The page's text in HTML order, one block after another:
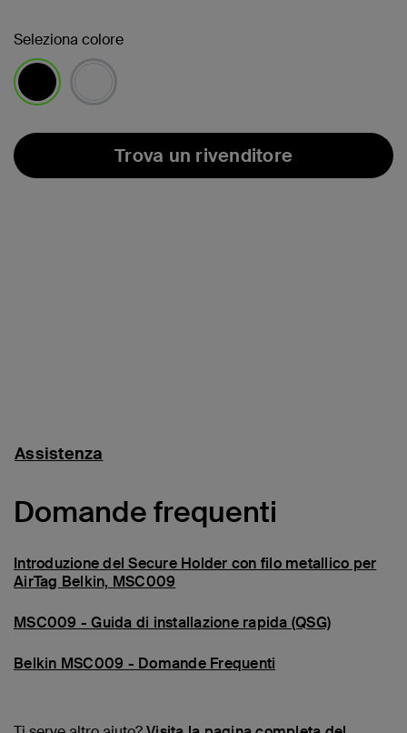
Seleziona colore
Trova un rivenditore
Assistenza
Domande frequenti
Introduzione del Secure Holder con filo metallico per
AirTag Belkin, MSC009
MSC009 - Guida di installazione rapida (QSG)
Belkin MSC009 - Domande Frequenti